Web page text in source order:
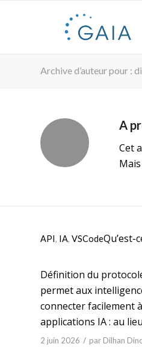
Archive d’auteur pour :
A
Cet
API, IA, VSCodeQu’est-
Définition du
permet aux
connecter facilement
applications IA : au
2 juin 2026 / par Dilhan